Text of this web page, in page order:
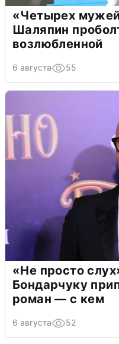
«Четырех
Шаляпин
возлюбленной
6 августа 55
«Не просто
Бондарчуку
роман — с кем
6 августа 52